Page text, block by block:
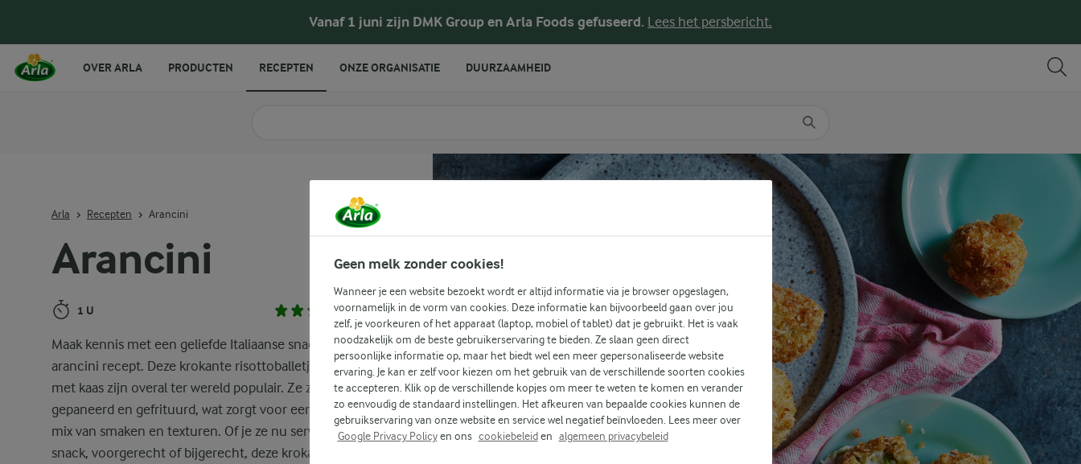
Vanaf 1 juni zijn DMK Group en Arla Foods gefuseerd. Lees het persbericht.
Arancini
1 U (3)
Maak kennis met een geliefde Italiaanse snack met ons
arancini recept. Deze krokante risottoballetjes gevuld
met kaas zijn overal ter wereld populair. Ze zijn
gepaneerd en gefrituurd, wat zorgt voor een heerlijke
mix van smaken en texturen. Of je ze nu serveert als
snack, voorgerecht of bijgerecht, deze krokante
Arla Recepten Arancini
OVER ARLA PRODUCTEN RECEPTEN ONZE ORGANISATIE DUURZAAMHEID
Geen melk zonder cookies!
Wanneer je een website bezoekt wordt er altijd informatie via je browser opgeslagen,
voornamelijk in de vorm van cookies. Deze informatie kan bijvoorbeeld gaan over jou
zelf, je voorkeuren of het apparaat (laptop, mobiel of tablet) dat je gebruikt. Het is vaak
noodzakelijk om de beste gebruikerservaring te bieden. Ze slaan geen direct
persoonlijke informatie op, maar het biedt wel een meer gepersonaliseerde website
ervaring. Je kan er zelf voor kiezen om het gebruik van de verschillende soorten cookies
te accepteren. Klik op de verschillende kopjes om meer te weten te komen en verander
zo eenvoudig de standaard instellingen. Het afkeuren van bepaalde cookies kunnen de
gebruikservaring van onze website en service wel negatief beïnvloeden. Lees meer over
Google Privacy Policyen ons cookiebeleiden algemeen privacybeleid